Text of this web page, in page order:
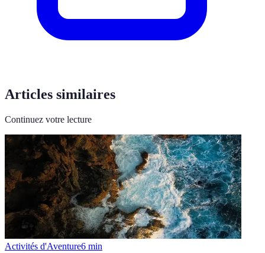
Articles similaires
Continuez votre lecture
Activités d'Aventure6 min